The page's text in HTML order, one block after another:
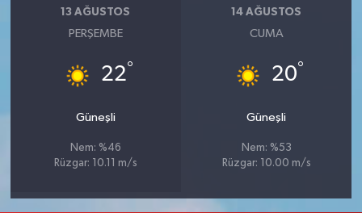
13 AĞUSTOS
PERŞEMBE
22°
Güneşli
Nem: %46
Rüzgar: 10.11 m/s
14 AĞUSTOS
CUMA
20°
Güneşli
Nem: %53
Rüzgar: 10.00 m/s